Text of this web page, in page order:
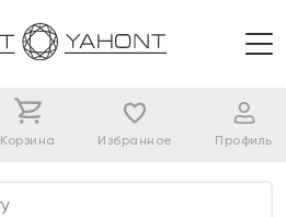
Корзина Избранное Профиль